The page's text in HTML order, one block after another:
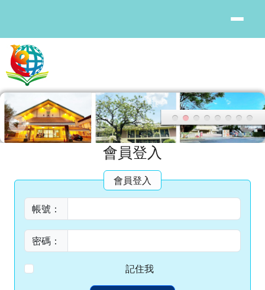
會員登入
會員登入
帳號：
密碼：
記住我